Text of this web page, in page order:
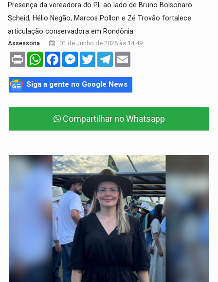
Presença da vereadora do PL ao lado de Bruno Bolsonaro
Scheid, Hélio Negão, Marcos Pollon e Zé Trovão fortalece
articulação conservadora em Rondônia
Assessoria 01 de Junho de 2026 às 14:49
Print WhatsAppFacebookMessenger
TwitterTelegram
Siga a gente no Google News
Compartilhar no Whatsapp